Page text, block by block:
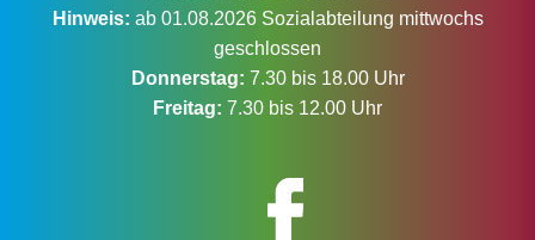
Hinweis: ab 01.08.2026 Sozialabteilung mittwochs
geschlossen
Donnerstag: 7.30 bis 18.00 Uhr
Freitag: 7.30 bis 12.00 Uhr